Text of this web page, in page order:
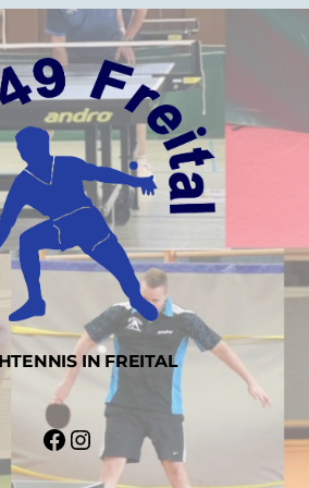
IN FREITAL
Facebook
Instagram